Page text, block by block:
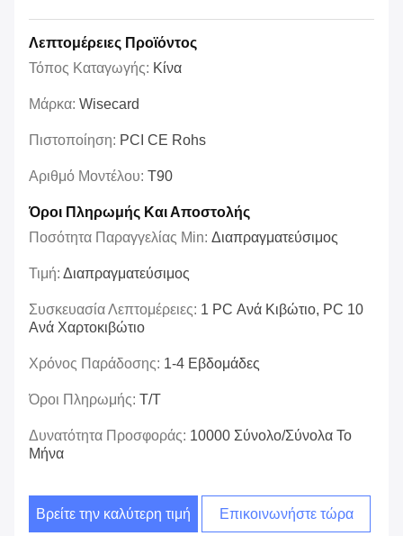
Λεπτομέρειες Προϊόντος
Τόπος Καταγωγής: Κίνα
Μάρκα: Wisecard
Πιστοποίηση: PCI CE Rohs
Αριθμό Μοντέλου: T90
Όροι Πληρωμής Και Αποστολής
Ποσότητα Παραγγελίας Min: Διαπραγματεύσιμος
Τιμή: Διαπραγματεύσιμος
Συσκευασία Λεπτομέρειες: 1 PC Ανά Κιβώτιο, PC 10
Ανά Χαρτοκιβώτιο
Χρόνος Παράδοσης: 1-4 Εβδομάδες
Όροι Πληρωμής: T/T
Δυνατότητα Προσφοράς: 10000 Σύνολο/σύνολα Το
Μήνα
Βρείτε την καλύτερη τιμή Επικοινωνήστε τώρα